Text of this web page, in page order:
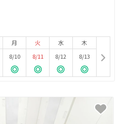
月
8/10
火
8/11
水
8/12
木
8/13